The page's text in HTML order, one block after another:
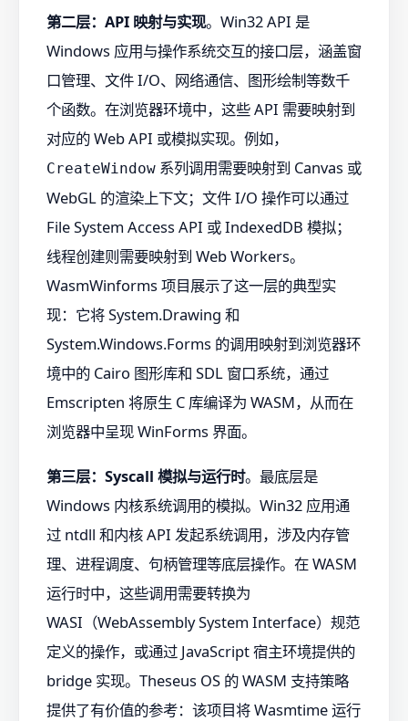
第二层：API 映射与实现。Win32 API 是
Windows 应用与操作系统交互的接口层，涵盖窗
口管理、文件 I/O、网络通信、图形绘制等数千
个函数。在浏览器环境中，这些 API 需要映射到
对应的 Web API 或模拟实现。例如，
CreateWindow 系列调用需要映射到 Canvas 或
WebGL 的渲染上下文；文件 I/O 操作可以通过
File System Access API 或 IndexedDB 模拟；
线程创建则需要映射到 Web Workers。
WasmWinforms 项目展示了这一层的典型实
现：它将 System.Drawing 和
System.Windows.Forms 的调用映射到浏览器环
境中的 Cairo 图形库和 SDL 窗口系统，通过
Emscripten 将原生 C 库编译为 WASM，从而在
浏览器中呈现 WinForms 界面。
第三层：Syscall 模拟与运行时。最底层是
Windows 内核系统调用的模拟。Win32 应用通
过 ntdll 和内核 API 发起系统调用，涉及内存管
理、进程调度、句柄管理等底层操作。在 WASM
运行时中，这些调用需要转换为
WASI（WebAssembly System Interface）规范
定义的操作，或通过 JavaScript 宿主环境提供的
bridge 实现。Theseus OS 的 WASM 支持策略
提供了有价值的参考：该项目将 Wasmtime 运行